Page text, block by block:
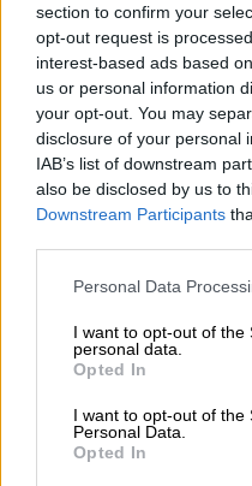
section to confirm your
opt-out request is
interest-based ads based
us or personal information
your opt-out. You may
disclosure of your personal
IAB’s list of downstream
also be disclosed by us to
Downstream Participants
Please note that this
not limited to your visit or
grant or deny consent to
use your data for below
consent section.
Personal Data
I want to opt-out of the
personal data.
Opted In
I want to opt-out of the
Personal Data.
Opted In
Βρισκόμαστε στο
γεννιούνται στα
ενδείξεις
μωρά υιοθετούνται
οποίος ιδρύει την
ένα σχολείο για
εκπαιδεύονται για
Τα μέλη της νέας
σταδιακά θα
επαφή μεταξύ τους,
πατέρα τους θα
προσπάθεια να
την καταστροφή